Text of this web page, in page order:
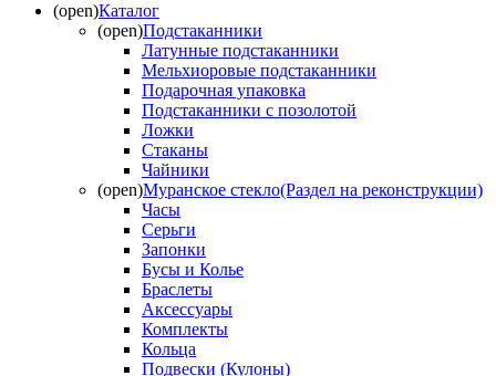
(open)Каталог
(open)Подстаканники
Латунные подстаканники
Мельхиоровые подстаканники
Подарочная упаковка
Подстаканники с позолотой
Ложки
Стаканы
Чайники
(open)Муранское стекло(Раздел на реконструкции)
Часы
Серьги
Запонки
Бусы и Колье
Браслеты
Аксессуары
Комплекты
Кольца
Подвески (Кулоны)